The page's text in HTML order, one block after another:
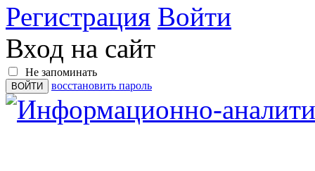
Регистрация Войти
Вход на сайт
Не запоминать
восстановить пароль